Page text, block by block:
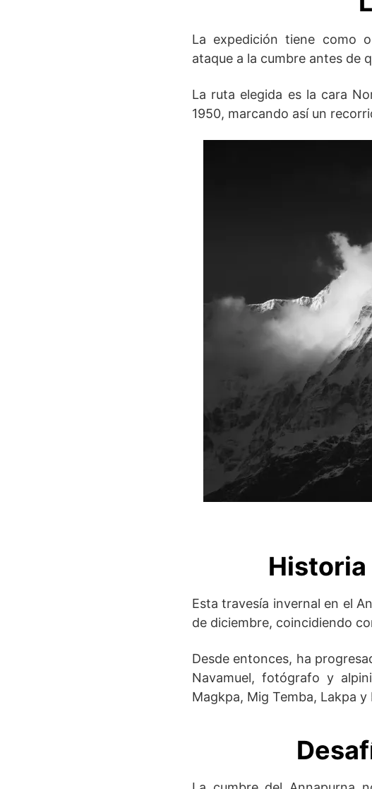
La expedición tiene como
ataque a la cumbre antes de
La ruta elegida es la cara
1950, marcando así un
Historia
Esta travesía invernal en el
de diciembre, coincidiendo
Desde entonces, ha
Navamuel, fotógrafo y
Magkpa, Mig Temba, Lakpa y